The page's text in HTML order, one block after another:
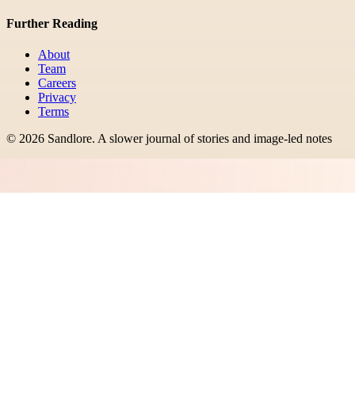
Further Reading
About
Team
Careers
Privacy
Terms
© 2026 Sandlore. A slower journal of stories and image-led notes